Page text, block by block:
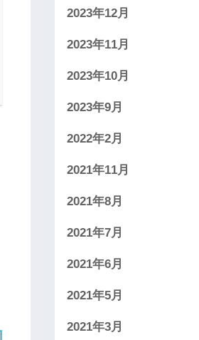
2023年12月
2023年11月
2023年10月
2023年9月
2022年2月
2021年11月
2021年8月
2021年7月
2021年6月
2021年5月
2021年3月